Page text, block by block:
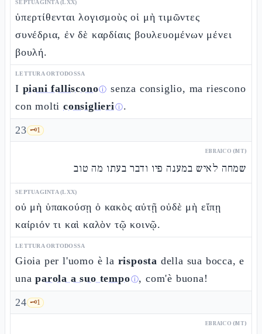
SEPTUAGINTA (LXX)
ὑπερτίθενται λογισμοὺς οἱ μὴ τιμῶντες
συνέδρια, ἐν δὲ καρδίαις βουλευομένων μένει
βουλή.
LETTURA ORTODOSSA
I piani fallisconoⓘ senza consiglio, ma riescono
con molticonsiglieriⓘ.
23 🗝️1
EBRAICO (MT)
שמחה לאיש במענה פיו ודבר בעתו מה טוב
SEPTUAGINTA (LXX)
οὐ μὴ ὑπακούσῃ ὁ κακὸς αὐτῇ οὐδὲ μὴ εἴπῃ
καίριόν τι καὶ καλὸν τῷ κοινῷ.
LETTURA ORTODOSSA
Gioia per l'uomo è la risposta della sua bocca, e
unaparola a suo tempoⓘ, com'è buona!
24 🗝️1
EBRAICO (MT)